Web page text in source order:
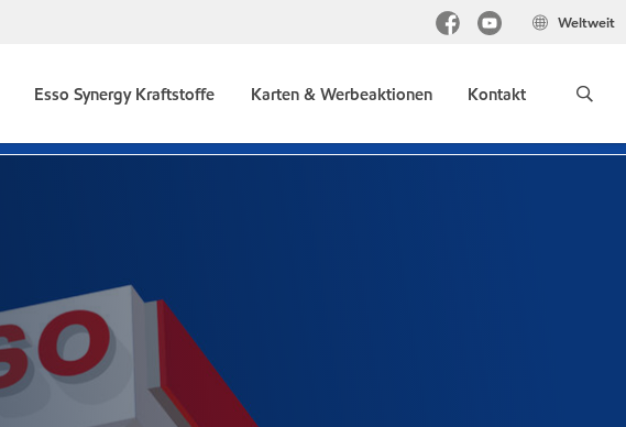
Weltweit
Esso Synergy Kraftstoffe Karten & Werbeaktionen Kontakt